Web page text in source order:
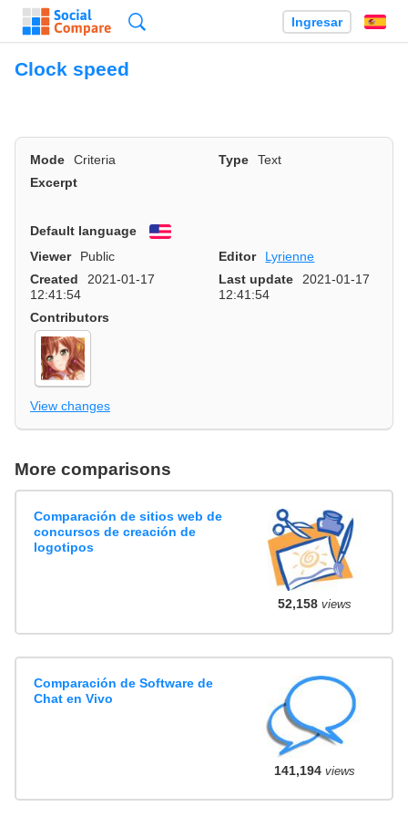
Ingresar
Clock speed
Mode Criteria Type
Text
Excerpt
Default language
English
Viewer
Public Editor
Lyrienne
Created
2021-01-17
12:41:54
Last update
2021-01-17
12:41:54
Contributors
View changes
More comparisons
Comparación de sitios web de
concursos de creación de
logotipos
52,158views
Comparación de Software de
Chat en Vivo
141,194views